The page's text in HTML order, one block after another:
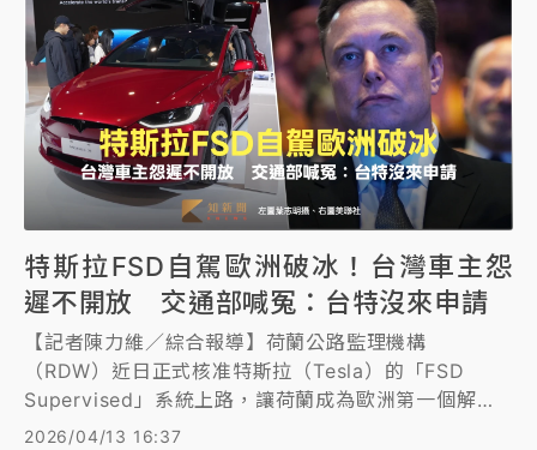
特斯拉FSD自駕歐洲破冰！台灣車主怨
遲不開放 交通部喊冤：台特沒來申請
【記者陳力維／綜合報導】荷蘭公路監理機構
（RDW）近日正式核准特斯拉（Tesla）的「FSD
Supervised」系統上路，讓荷蘭成為歐洲第一個解禁
該功能的國家，也叩關歐盟全面開放。此消息引起台灣
2026/04/13 16:37